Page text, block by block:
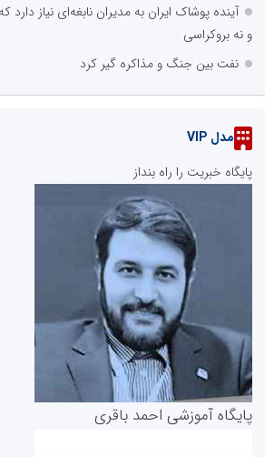
آینده پوشاک ایران به مدیران نابغه‌ای نیاز دارد
و نه بروکراسی
نفت بین جنگ و مذاکره گیر کرد
مدل VIP
پایگاه خبریت را راه بنداز
پایگاه آموزشی احمد باقری